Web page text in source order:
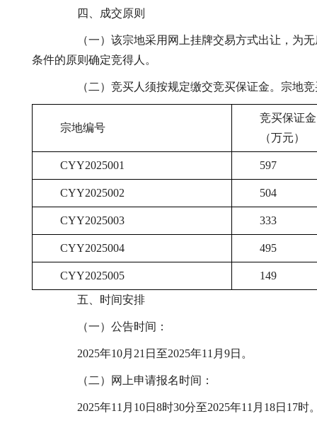
四、成交原则
（一）该宗地采用网上挂牌交易方式出让，为无
条件的原则确定竞得人。
（二）竞买人须按规定缴交竞买保证金。宗地竞
宗地编号
竞买保证金
（万元）
CYY2025001 597
CYY2025002 504
CYY2025003 333
CYY2025004 495
CYY2025005
149
五、时间安排
（一）公告时间：
2025年10月21日至2025年11月9日。
（二）网上申请报名时间：
2025年11月10日8时30分至2025年11月18日17时